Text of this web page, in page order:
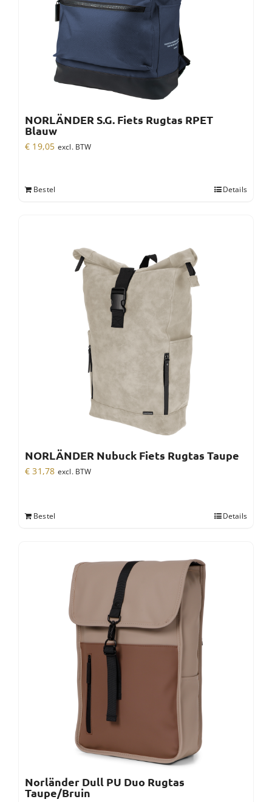
NORLÄNDER S.G. Fiets Rugtas RPET
Blauw
€ 19,05 excl. BTW
Bestel Details
NORLÄNDER Nubuck Fiets Rugtas Taupe
€ 31,78 excl. BTW
Bestel Details
Norländer Dull PU Duo Rugtas
Taupe/Bruin